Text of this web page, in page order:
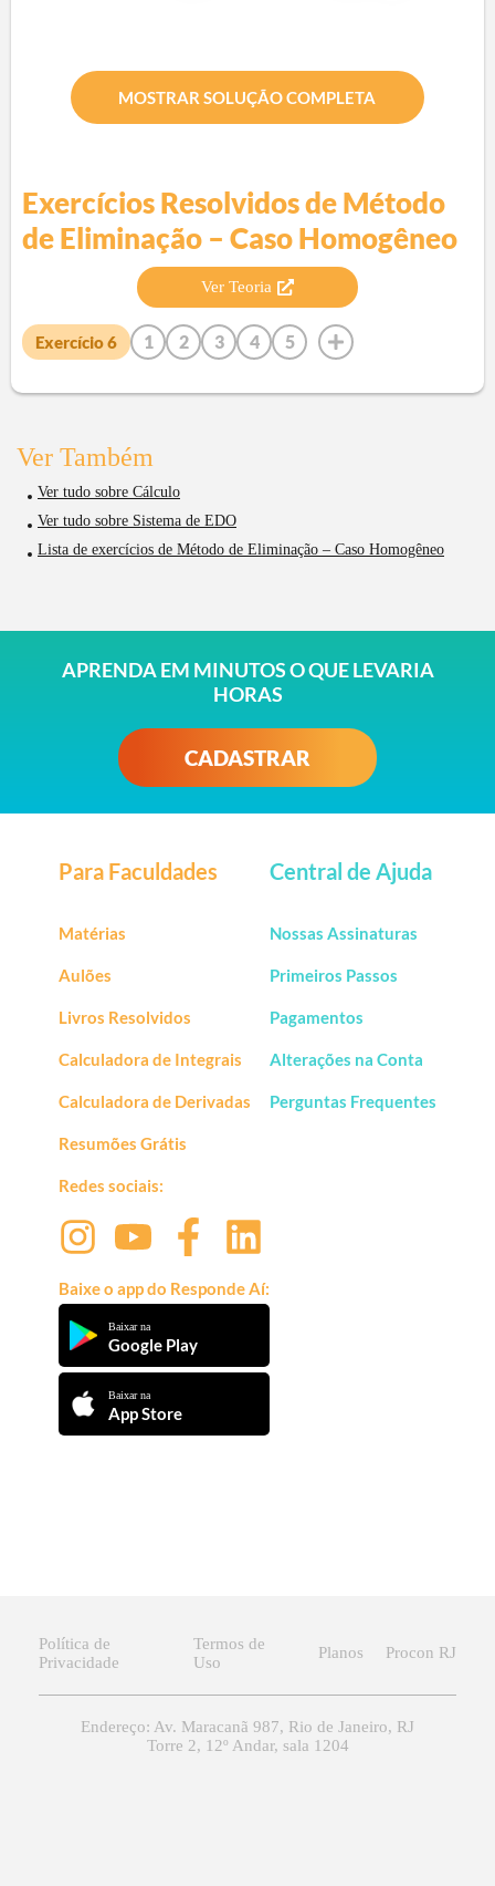
MOSTRAR SOLUÇÃO COMPLETA
Exercícios Resolvidos deMétodo
de Eliminação – Caso Homogêneo
Ver Teoria
Exercício6 1 2 3 4 5
Ver Também
Ver tudo sobre Cálculo
Ver tudo sobre Sistema de EDO
Lista de exercícios de Método de Eliminação – Caso Homogêneo
APRENDA EM MINUTOS O QUE LEVARIA
HORAS
CADASTRAR
Para Faculdades
Matérias
Aulões
Livros Resolvidos
Calculadora de Integrais
Calculadora de Derivadas
Resumões Grátis
Redes sociais:
Baixe o app do Responde Aí:
Baixar na
Google Play
Baixar na
App Store
Central de Ajuda
Nossas Assinaturas
Primeiros Passos
Pagamentos
Alterações na Conta
Perguntas Frequentes
Política de
Privacidade
Termos de
Uso
Planos Procon RJ
Endereço: Av. Maracanã 987, Rio de Janeiro, RJ
Torre 2, 12º Andar, sala 1204